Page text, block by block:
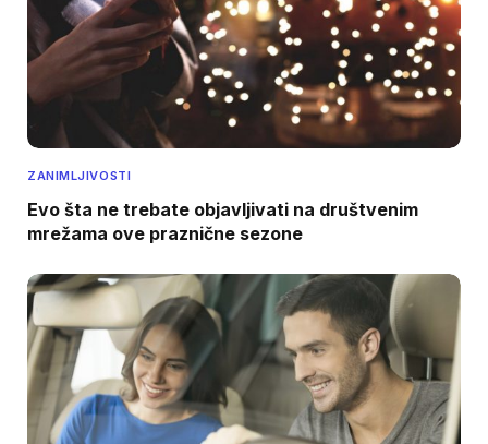
ZANIMLJIVOSTI
Evo šta ne trebate objavljivati na društvenim
mrežama ove praznične sezone